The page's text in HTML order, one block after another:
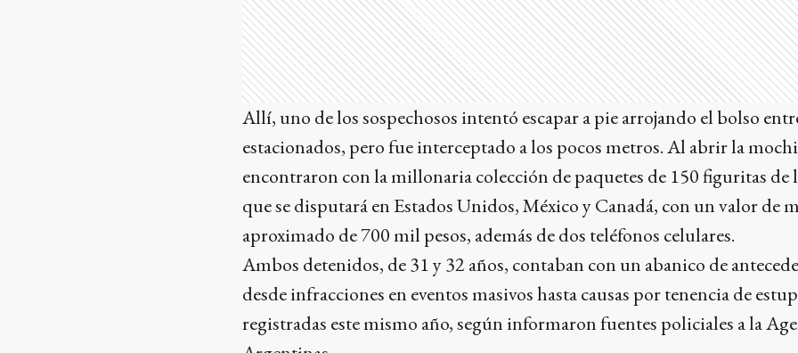
Allí, uno de los sospechosos intentó escapar a pie arrojando el bolso
estacionados, pero fue interceptado a los pocos metros. Al abrir la
encontraron con la millonaria colección de paquetes de 150 figuritas
que se disputará en Estados Unidos, México y Canadá, con un valor de
aproximado de 700 mil pesos, además de dos teléfonos celulares.
Ambos detenidos, de 31 y 32 años, contaban con un abanico de
desde infracciones en eventos masivos hasta causas por tenencia de
registradas este mismo año, según informaron fuentes policiales a la